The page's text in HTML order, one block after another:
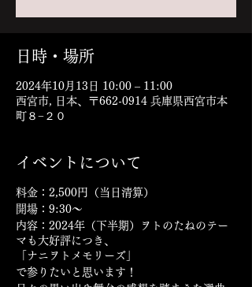
日時・場所
2024年10月13日 10:00 – 11:00
西宮市, 日本、〒662-0914 兵庫県西宮市本
町８−２０
イベントについて
料金：2,500円（当日清算）
開場：9:30〜
内容：2024年（下半期）ヲトのたねのテー
マも大好評につき、
「ナニヲトメモリーズ」
で参りたいと思います！